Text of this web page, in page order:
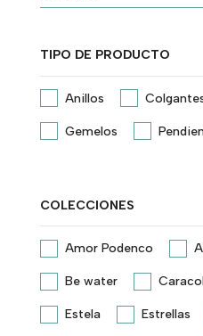
TIPO DE PRODUCTO
Anillos
Gemelos
COLECCIONES
Amor Podenco
Be water
Estela Estrellas